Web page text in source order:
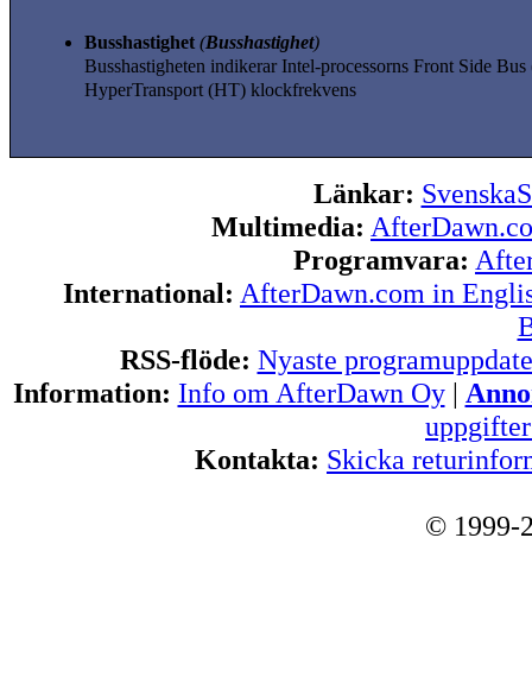
Busshastighet (Busshastighet)
Busshastigheten indikerar Intel-processorns Front Side
HyperTransport (HT) klockfrekvens
Länkar:
Multimedia:
Programvara:
International: AfterDawn.com in
RSS-flöde: Nyaste
Information: Info om AfterDawn Oy|
Kontakta: Skicka
© 1999-